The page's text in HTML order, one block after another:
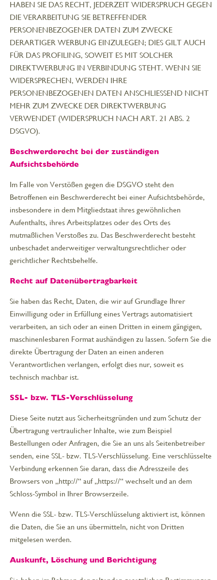
HABEN SIE DAS RECHT, JEDERZEIT WIDERSPRUCH GEGEN
DIE VERARBEITUNG SIE BETREFFENDER
PERSONENBEZOGENER DATEN ZUM ZWECKE
DERARTIGER WERBUNG EINZULEGEN; DIES GILT AUCH
FÜR DAS PROFILING, SOWEIT ES MIT SOLCHER
DIREKTWERBUNG IN VERBINDUNG STEHT. WENN SIE
WIDERSPRECHEN, WERDEN IHRE
PERSONENBEZOGENEN DATEN ANSCHLIESSEND NICHT
MEHR ZUM ZWECKE DER DIREKTWERBUNG
VERWENDET (WIDERSPRUCH NACH ART. 21 ABS. 2
DSGVO).
Beschwerderecht bei der zuständigen
Aufsichtsbehörde
Im Falle von Verstößen gegen die DSGVO steht den
Betroffenen ein Beschwerderecht bei einer Aufsichtsbehörde,
insbesondere in dem Mitgliedstaat ihres gewöhnlichen
Aufenthalts, ihres Arbeitsplatzes oder des Orts des
mutmaßlichen Verstoßes zu. Das Beschwerderecht besteht
unbeschadet anderweitiger verwaltungsrechtlicher oder
gerichtlicher Rechtsbehelfe.
Recht auf Datenübertragbarkeit
Sie haben das Recht, Daten, die wir auf Grundlage Ihrer
Einwilligung oder in Erfüllung eines Vertrags automatisiert
verarbeiten, an sich oder an einen Dritten in einem gängigen,
maschinenlesbaren Format aushändigen zu lassen. Sofern Sie die
direkte Übertragung der Daten an einen anderen
Verantwortlichen verlangen, erfolgt dies nur, soweit es
technisch machbar ist.
SSL- bzw. TLS-Verschlüsselung
Diese Seite nutzt aus Sicherheitsgründen und zum Schutz der
Übertragung vertraulicher Inhalte, wie zum Beispiel
Bestellungen oder Anfragen, die Sie an uns als Seitenbetreiber
senden, eine SSL- bzw. TLS-Verschlüsselung. Eine verschlüsselte
Verbindung erkennen Sie daran, dass die Adresszeile des
Browsers von „http://“ auf „https://“ wechselt und an dem
Schloss-Symbol in Ihrer Browserzeile.
Wenn die SSL- bzw. TLS-Verschlüsselung aktiviert ist, können
die Daten, die Sie an uns übermitteln, nicht von Dritten
mitgelesen werden.
Auskunft, Löschung und Berichtigung